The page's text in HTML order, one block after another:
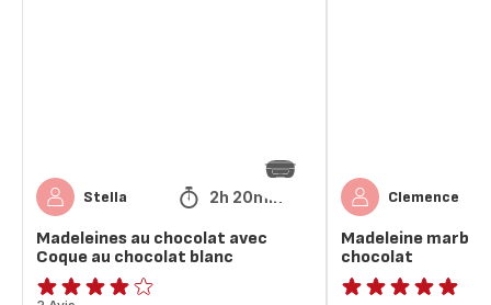
Stella 2h 20min
Madeleines au chocolat avec
Coque au chocolat blanc
Clemence
Madeleine marbré
chocolat